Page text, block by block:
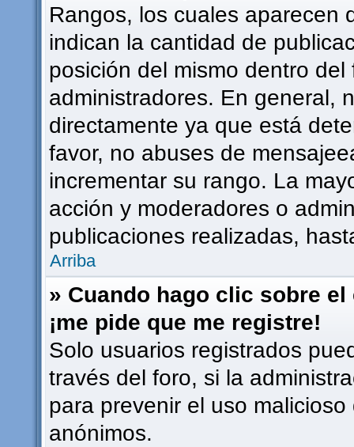
Rangos, los cuales aparecen
indican la cantidad de
posición del mismo dentro
administradores. En general,
directamente ya que está
favor, no abuses de
incrementar su rango. La
acción y moderadores o
publicaciones realizadas,
Arriba
» Cuando hago clic sobre
¡me pide que me registre!
Solo usuarios registrados
través del foro, si la
para prevenir el uso
anónimos.